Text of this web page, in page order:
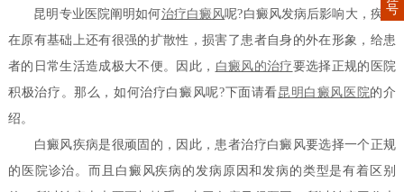
昆明专业医院阐明如何治疗白癜风呢?白癜风发病后影响大，疾病
在原有基础上还有很强的扩散性，损害了患者自身的外在形象，给患
者的日常生活造成极大不便。因此， 白癜风的治疗要选择正规的医院
积极治疗。那么，如何治疗白癜风呢?下面请看昆明白癜风医院的介
绍。
白癜风疾病是很顽固的，因此，患者治疗白癜风要选择一个正规
的医院诊治。而且白癜风疾病的发病原因和发病的类型是有着区别
号